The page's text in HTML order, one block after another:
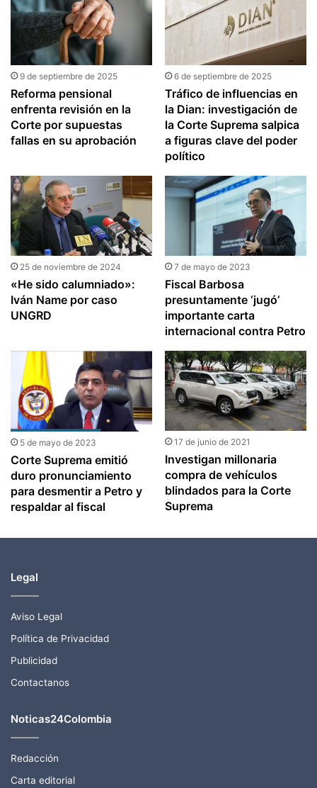
9 de septiembre de 2025
Reforma pensional
enfrenta revisión en la
Corte por supuestas
fallas en su aprobación
6 de septiembre de 2025
Tráfico de influencias en
la Dian: investigación de
la Corte Suprema salpica
a figuras clave del poder
político
25 de noviembre de 2024
«He sido calumniado»:
Iván Name por caso
UNGRD
7 de mayo de 2023
Fiscal Barbosa
presuntamente ‘jugó’
importante carta
internacional contra Petro
5 de mayo de 2023
Corte Suprema emitió
duro pronunciamiento
para desmentir a Petro y
respaldar al fiscal
17 de junio de 2021
Investigan millonaria
compra de vehículos
blindados para la Corte
Suprema
Legal
Aviso Legal
Política de Privacidad
Publicidad
Contactanos
Noticas24Colombia
Redacción
Carta editorial